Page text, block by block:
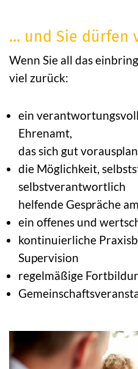
… und Sie dürfen
Wenn Sie all das
viel zurück:
ein
Ehrenamt,
das sich gut
die Möglichkeit,
selbstverantwortlich
helfende Gespräche
ein offenes und
kontinuierliche
Supervision
regelmäßige